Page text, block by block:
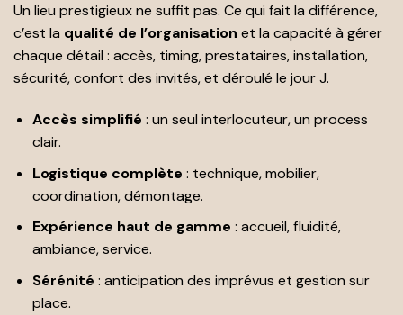
Un lieu prestigieux ne suffit pas. Ce qui fait la différence,
c’est la qualité de l’organisation et la capacité à gérer
chaque détail : accès, timing, prestataires, installation,
sécurité, confort des invités, et déroulé le jour J.
Accès simplifié : un seul interlocuteur, un process
clair.
Logistique complète : technique, mobilier,
coordination, démontage.
Expérience haut de gamme : accueil, fluidité,
ambiance, service.
Sérénité : anticipation des imprévus et gestion sur
place.